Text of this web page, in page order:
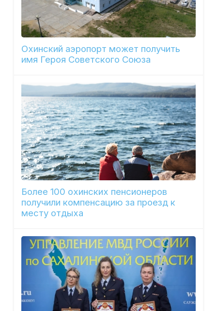
Охинский аэропорт может получить
имя Героя Советского Союза
Более 100 охинских пенсионеров
получили компенсацию за проезд к
месту отдыха